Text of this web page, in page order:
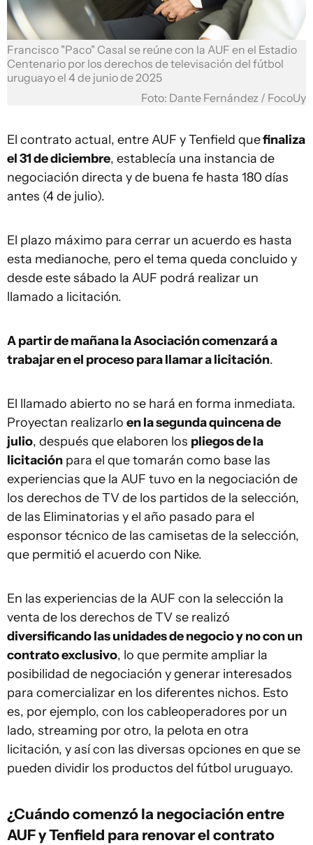
Francisco "Paco" Casal se reúne con la AUF en el Estadio
Centenario por los derechos de televisación del fútbol
uruguayo el 4 de junio de 2025
Foto: Dante Fernández / FocoUy
El contrato actual, entre AUF y Tenfield quefinaliza
el 31 de diciembre, establecía una instancia de
negociación directa y de buena fe hasta 180 días
antes (4 de julio).
El plazo máximo para cerrar un acuerdo es hasta
esta medianoche, pero el tema queda concluido y
desde este sábado la AUF podrá realizar un
llamado a licitación.
A partir de mañana la Asociación comenzará a
trabajar en el proceso para llamar a licitación.
El llamado abierto no se hará en forma inmediata.
Proyectan realizarlo en la segunda quincena de
julio, después que elaboren los pliegos de la
licitación para el que tomarán como base las
experiencias que la AUF tuvo en la negociación de
los derechos de TV de los partidos de la selección,
de las Eliminatorias y el año pasado para el
esponsor técnico de las camisetas de la selección,
que permitió el acuerdo con Nike.
En las experiencias de la AUF con la selección la
venta de los derechos de TV se realizó
diversificando las unidades de negocio y no con un
contrato exclusivo, lo que permite ampliar la
posibilidad de negociación y generar interesados
para comercializar en los diferentes nichos. Esto
es, por ejemplo, con los cableoperadores por un
lado, streaming por otro, la pelota en otra
licitación, y así con las diversas opciones en que se
pueden dividir los productos del fútbol uruguayo.
¿Cuándo comenzó la negociación entre
AUF y Tenfield para renovar el contrato